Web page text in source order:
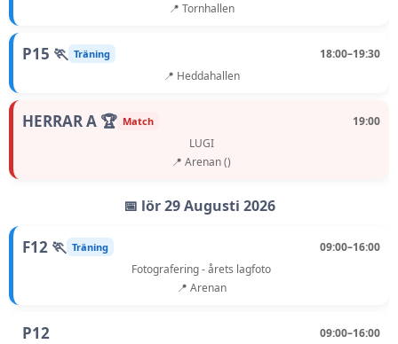
📍 Tornhallen
P15 🏃 Träning
18:00–19:30
📍 Heddahallen
HERRAR A 🏆 Match
19:00
LUGI
📍 Arenan ()
📅 lör 29 Augusti 2026
F12 🏃 Träning
09:00–16:00
Fotografering - årets lagfoto
📍 Arenan
P12
09:00–16:00